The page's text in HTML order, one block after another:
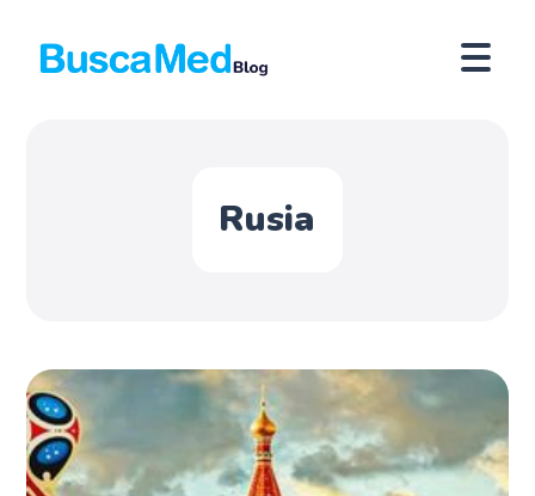
Rusia